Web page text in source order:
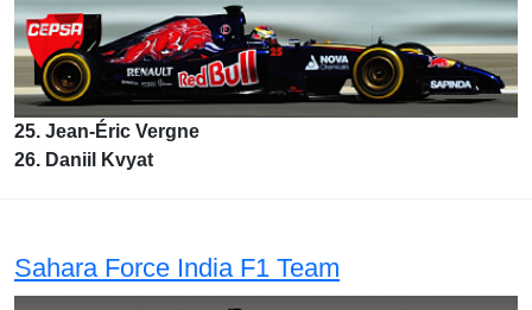
25. Jean-Éric Vergne
26. Daniil Kvyat
Sahara Force India F1 Team